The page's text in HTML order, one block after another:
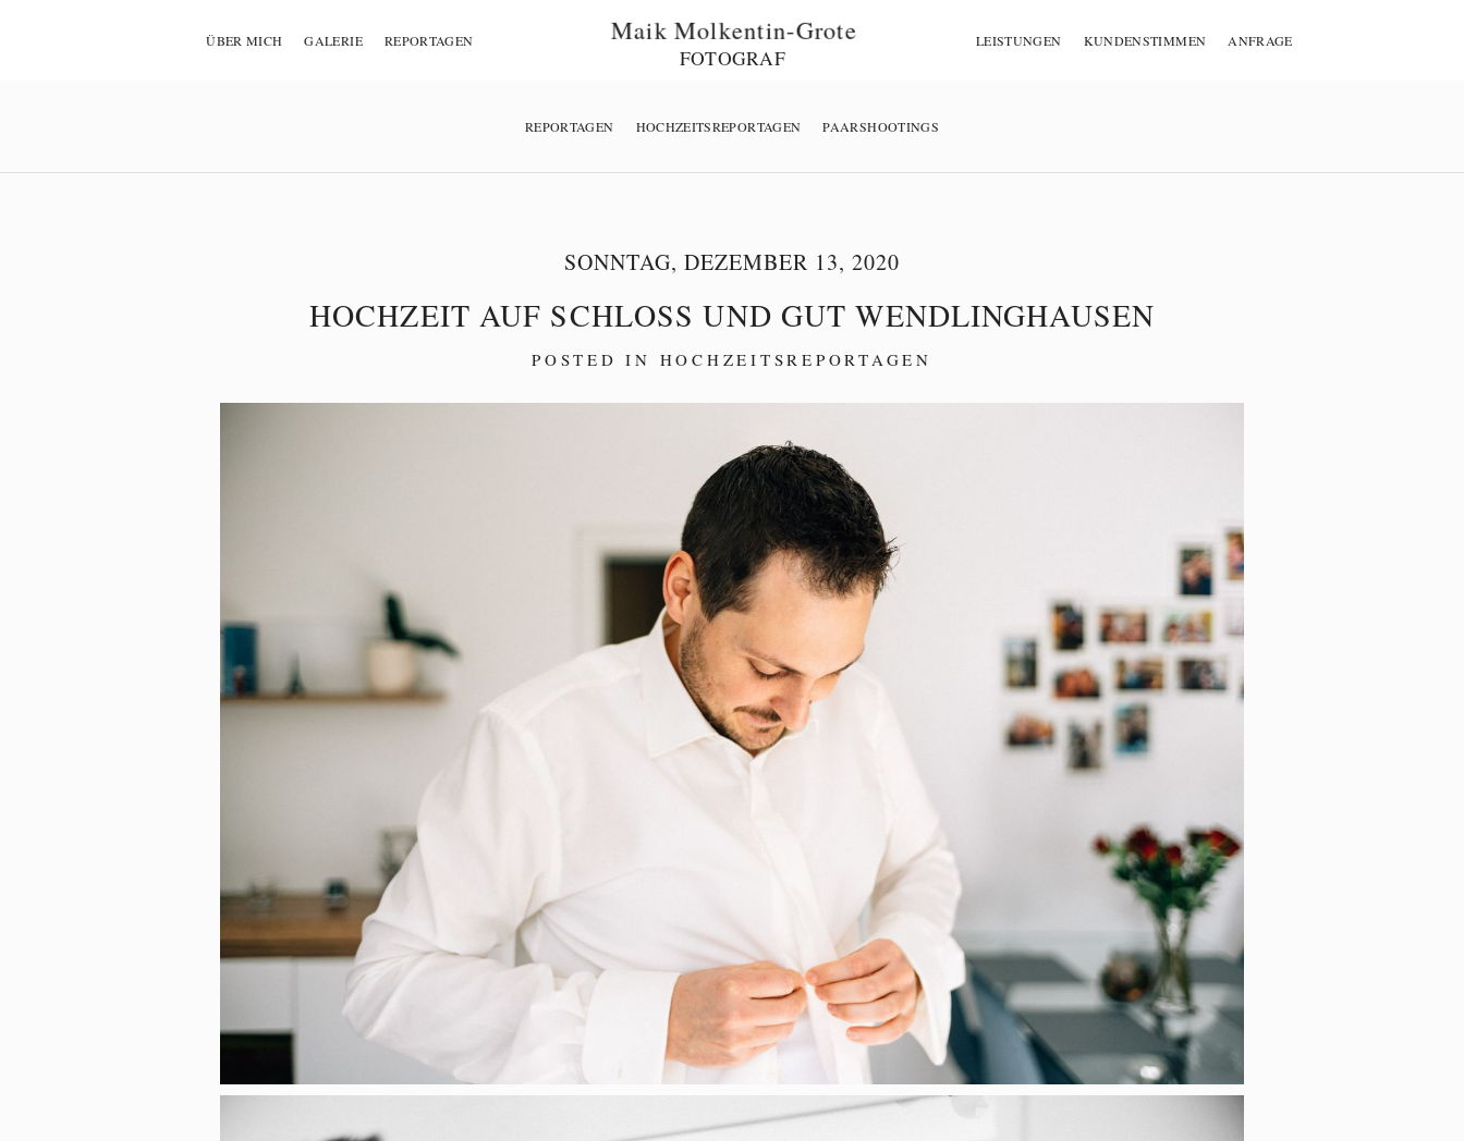
ÜBER MICH GALERIE REPORTAGEN Maik Molkentin-Grote
FOTOGRAF
LEISTUNGEN KUNDENSTIMMEN ANFRAGE
REPORTAGEN HOCHZEITSREPORTAGEN PAARSHOOTINGS
SONNTAG, DEZEMBER 13, 2020
HOCHZEIT AUF SCHLOSS UND GUT WENDLINGHAUSEN
POSTED IN HOCHZEITSREPORTAGEN